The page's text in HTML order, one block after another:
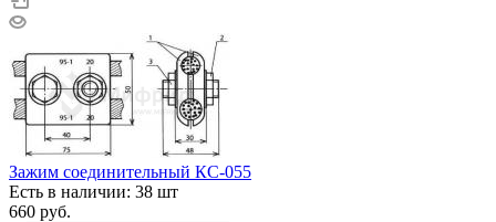
Зажим соединительный КС-055
Есть в наличии: 38 шт
660 руб.